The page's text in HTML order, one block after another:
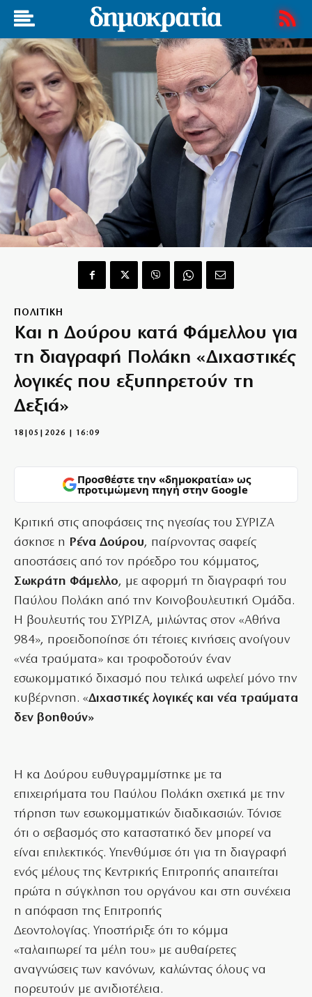
ΠΟΛΙΤΙΚΗ
Και η Δούρου κατά Φάμελλου για
τη διαγραφή Πολάκη «Διχαστικές
λογικές που εξυπηρετούν τη
Δεξιά»
18|05|2026 | 16:09
Προσθέστε την «δημοκρατία» ως
προτιμώμενη πηγή στην Google
Κριτική στις αποφάσεις της ηγεσίας του ΣΥΡΙΖΑ
άσκησε η Ρένα Δούρου, παίρνοντας σαφείς
αποστάσεις από τον πρόεδρο του κόμματος,
Σωκράτη Φάμελλο, με αφορμή τη διαγραφή του
Παύλου Πολάκη από την Κοινοβουλευτική Ομάδα.
Η βουλευτής του ΣΥΡΙΖΑ, μιλώντας στον «Αθήνα
984», προειδοποίησε ότι τέτοιες κινήσεις ανοίγουν
«νέα τραύματα» και τροφοδοτούν έναν
εσωκομματικό διχασμό που τελικά ωφελεί μόνο την
κυβέρνηση. «Διχαστικές λογικές και νέα τραύματα
δεν βοηθούν»
Η κα Δούρου ευθυγραμμίστηκε με τα
επιχειρήματα του Παύλου Πολάκη σχετικά με την
τήρηση των εσωκομματικών διαδικασιών. Τόνισε
ότι ο σεβασμός στο καταστατικό δεν μπορεί να
είναι επιλεκτικός. Υπενθύμισε ότι για τη διαγραφή
ενός μέλους της Κεντρικής Επιτροπής απαιτείται
πρώτα η σύγκληση του οργάνου και στη συνέχεια
η απόφαση της Επιτροπής
Δεοντολογίας. Υποστήριξε ότι το κόμμα
«ταλαιπωρεί τα μέλη του» με αυθαίρετες
αναγνώσεις των κανόνων, καλώντας όλους να
πορευτούν με ανιδιοτέλεια.